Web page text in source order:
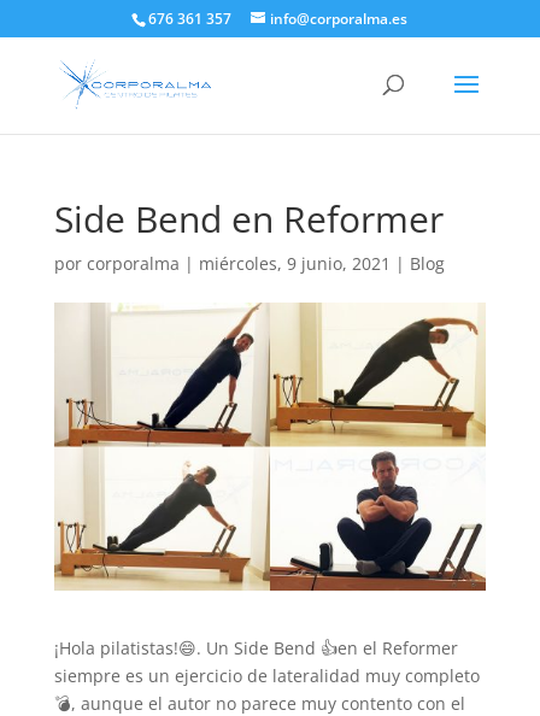
676 361 357 info@corporalma.es
Side Bend en Reformer
por corporalma | miércoles, 9 junio, 2021 | Blog
¡Hola pilatistas!😄. Un Side Bend 👍en el Reformer
siempre es un ejercicio de lateralidad muy completo
💣, aunque el autor no parece muy contento con el